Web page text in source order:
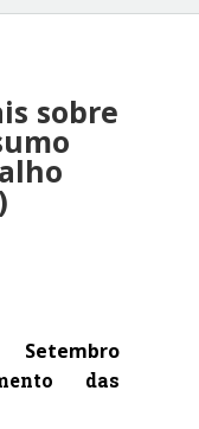
sobre
das